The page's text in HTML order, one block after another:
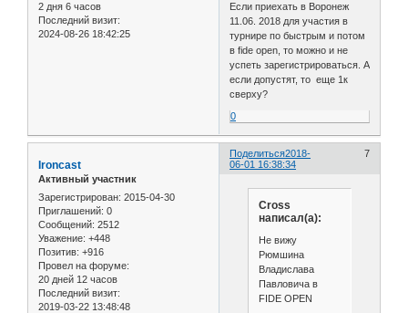
2 дня 6 часов
Последний визит:
2024-08-26 18:42:25
Если приехать в Воронеж
11.06. 2018 для участия в
турнире по быстрым и потом
в fide open, то можно и не
успеть зарегистрироваться. А
если допустят, то еще 1к
сверху?
0
Поделиться 7
2018-
06-01 16:38:34
Ironcast
Активный участник
Зарегистрирован: 2015-04-30
Приглашений: 0
Сообщений: 2512
Уважение: +448
Позитив: +916
Провел на форуме:
20 дней 12 часов
Последний визит:
2019-03-22 13:48:48
Cross
написал(а):
Не вижу
Рюмшина
Владислава
Павловича в
FIDE OPEN